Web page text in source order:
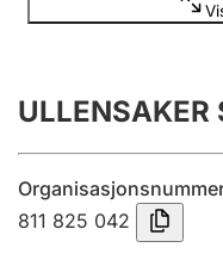
Årsregnskap
Innsending og
Tinglysing
ULLENSAKER
811 825 042